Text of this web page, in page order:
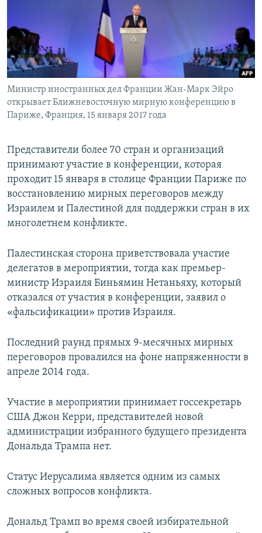
ПОБЕДИТЕЛЕЙ НЕ СУДЯТ?
КРЫМ.НЕПОКОРЕННЫЙ
ELIFBE
УКРАИНСКАЯ ПРОБЛЕМА КРЫМА
Все сайты RFE/RL
Министр иностранных дел Франции Жан-Марк Эйро
открывает Ближневосточную мирную конференцию в
Париже, Франция, 15 января 2017 года
Представители более 70 стран и организаций
принимают участие в конференции, которая
проходит 15 января в столице Франции Париже по
восстановлению мирных переговоров между
Израилем и Палестиной для поддержки стран в их
многолетнем конфликте.
Палестинская сторона приветствовала участие
делегатов в мероприятии, тогда как премьер-
министр Израиля Биньямин Нетаньяху, который
отказался от участия в конференции, заявил о
«фальсификации» против Израиля.
Последний раунд прямых 9-месячных мирных
переговоров провалился на фоне напряженности в
апреле 2014 года.
Участие в мероприятии принимает госсекретарь
США Джон Керри, представителей новой
администрации избранного будущего президента
Дональда Трампа нет.
Статус Иерусалима является одним из самых
сложных вопросов конфликта.
Дональд Трамп во время своей избирательной